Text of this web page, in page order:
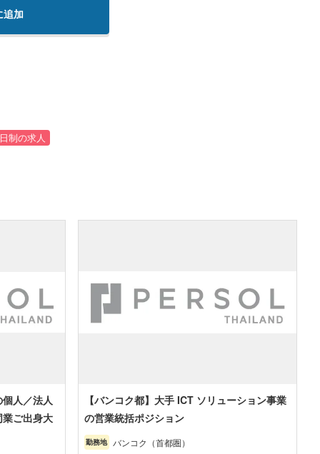
追加
制の求人
人／法人
ご出身大
【バンコク都】大手 ICT ソリューション事業
の営業統括ポジション
勤務地 バンコク（首都圏）